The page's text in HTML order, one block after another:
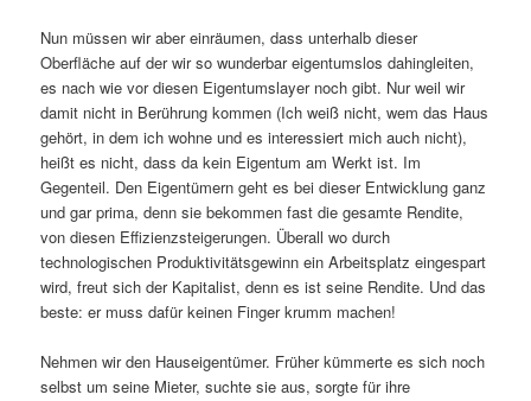
Nun müssen wir aber einräumen, dass unterhalb dieser
Oberfläche auf der wir so wunderbar eigentumslos dahingleiten,
es nach wie vor diesen Eigentumslayer noch gibt. Nur weil wir
damit nicht in Berührung kommen (Ich weiß nicht, wem das Haus
gehört, in dem ich wohne und es interessiert mich auch nicht),
heißt es nicht, dass da kein Eigentum am Werkt ist. Im
Gegenteil. Den Eigentümern geht es bei dieser Entwicklung ganz
und gar prima, denn sie bekommen fast die gesamte Rendite,
von diesen Effizienzsteigerungen. Überall wo durch
technologischen Produktivitätsgewinn ein Arbeitsplatz eingespart
wird, freut sich der Kapitalist, denn es ist seine Rendite. Und das
beste: er muss dafür keinen Finger krumm machen!
Nehmen wir den Hauseigentümer. Früher kümmerte es sich noch
selbst um seine Mieter, suchte sie aus, sorgte für ihre